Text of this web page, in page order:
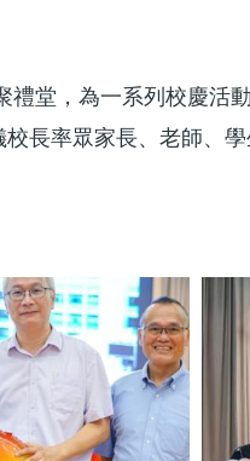
堂，為一系列校慶活
長率眾家長、老師、